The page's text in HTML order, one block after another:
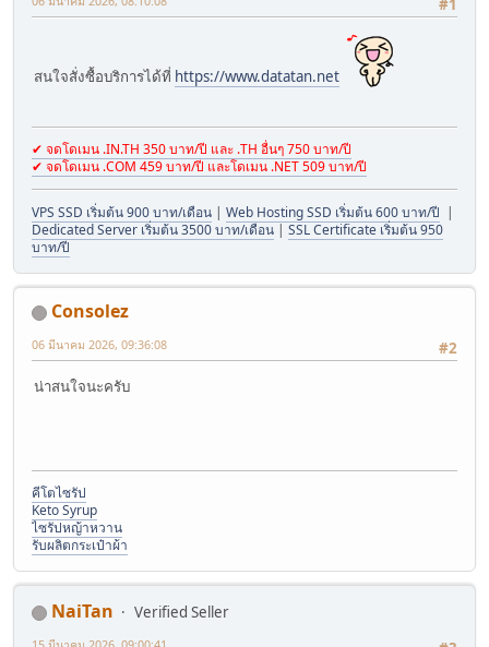
#1
สนใจสั่งซื้อบริการได้ที่ https://www.datatan.net
✔ จดโดเมน .IN.TH 350 บาท/ปี และ .TH อื่นๆ 750 บาท/ปี
✔ จดโดเมน .COM 459 บาท/ปี และโดเมน .NET 509 บาท/ปี
VPS SSD เริ่มต้น 900 บาท/เดือน | Web Hosting SSD เริ่มต้น 600 บาท/ปี |
Dedicated Server เริ่มต้น 3500 บาท/เดือน | SSL Certificate เริ่มต้น 950
บาท/ปี
Consolez
#2
06 มีนาคม 2026, 09:36:08
น่าสนใจนะครับ
คีโตไซรัป
Keto Syrup
ไซรัปหญ้าหวาน
รับผลิตกระเป๋าผ้า
NaiTan
Verified Seller